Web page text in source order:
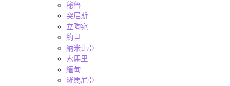
秘魯
突尼斯
立陶宛
約旦
納米比亞
索馬里
緬甸
羅馬尼亞